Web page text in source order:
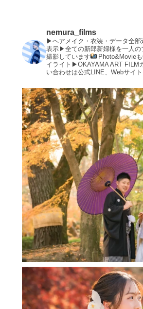
nemura_films
▶︎ヘアメイク・衣装・データ全
表示▶︎全ての新郎新婦様を一人の
撮影しています
Photo&Movie
イライト▶︎OKAYAMA ART FILM
い合わせは公式LINE、Webサイ